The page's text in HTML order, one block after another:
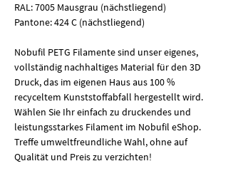
RAL: 7005 Mausgrau (nächstliegend)
Pantone: 424 C (nächstliegend)
Nobufil PETG Filamente sind unser eigenes,
vollständig nachhaltiges Material für den 3D
Druck, das im eigenen Haus aus 100 %
recyceltem Kunststoffabfall hergestellt wird.
Wählen Sie Ihr einfach zu druckendes und
leistungsstarkes Filament im Nobufil eShop.
Treffe umweltfreundliche Wahl, ohne auf
Qualität und Preis zu verzichten!